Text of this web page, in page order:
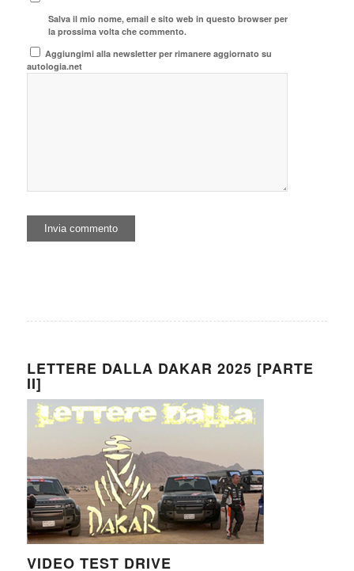
Salva il mio nome, email e sito web in questo browser per
la prossima volta che commento.
Aggiungimi alla newsletter per rimanere aggiornato su
autologia.net
LETTERE DALLA DAKAR 2025 [PARTE
II]
VIDEO TEST DRIVE